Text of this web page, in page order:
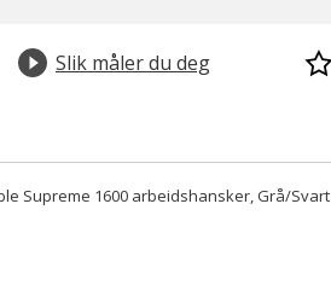
Slik måler du deg
Supreme 1600 arbeidshansker, Grå/Svart